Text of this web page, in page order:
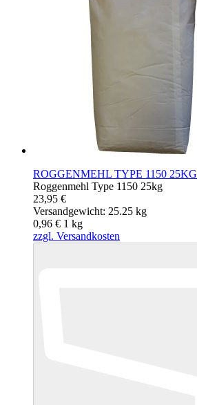
ROGGENMEHL TYPE 1150 25KG
Roggenmehl Type 1150 25kg
23,95 €
Versandgewicht: 25.25 kg
0,96 € 1 kg
zzgl. Versandkosten